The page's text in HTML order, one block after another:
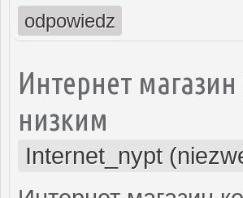
odpowiedz
Интернет
низким
Internet_nypt